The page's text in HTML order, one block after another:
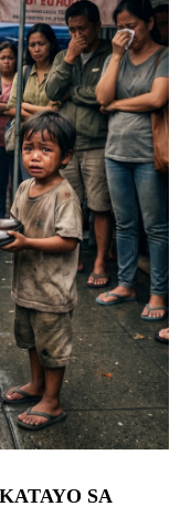
SA